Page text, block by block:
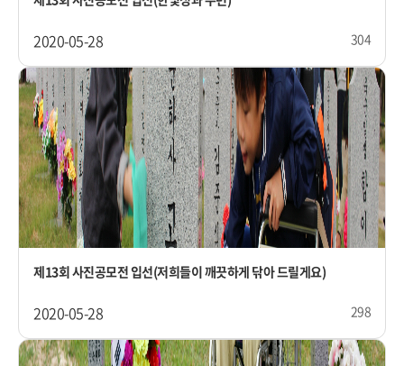
2020-05-28 304
제13회 사진공모전 입선(저희들이 깨끗하게 닦아 드릴게요)
2020-05-28 298